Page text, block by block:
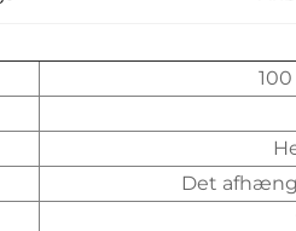
Det